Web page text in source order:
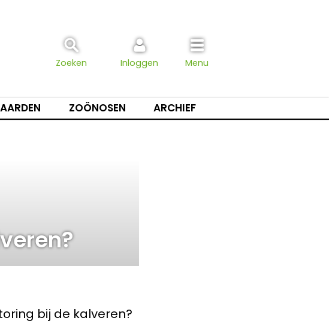
Zoeken Inloggen Menu
ZOÖNOSEN ARCHIEF
bij de kalveren?